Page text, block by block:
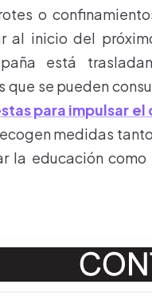
o
al inicio del
está
se pueden
para impulsar
medidas
la educación